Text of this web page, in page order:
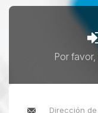
Por favor,